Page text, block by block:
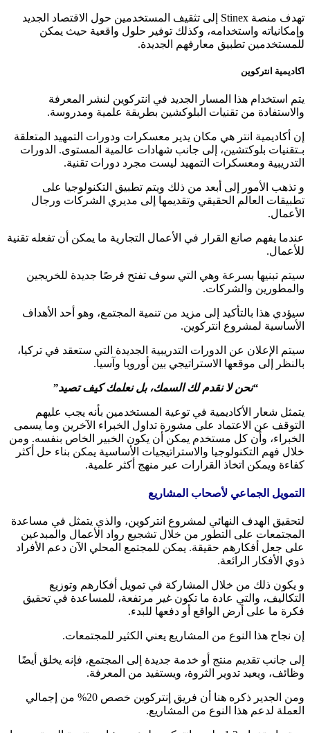
تهدف منصة Stinex إلى تثقيف المستخدمين حول الاقتصاد الجديد
وإمكانياته واستخدامه، وكذلك توفير حلول واقعية حيث يمكن
للمستخدمين تطبيق معارفهم الجديدة.
اكاديمية انتركوين
يتم استخدام هذا المسار الجديد في انتركوين لنشر المعرفة
والاستفادة من تقنيات البلوكشين بطريقة علمية ومدروسة.
إن أكاديمية انتر هي مكان يدير معسكرات ودورات التمهيد المتعلقة
بـتقنيات بلوكتشين، إلى جانب شهادات عالمية المستوى. الدورات
التدريبية ومعسكرات التمهيد ليست مجرد دورات تقنية.
و تذهب الأمور إلى أبعد من ذلك ويتم تطبيق التكنولوجيا على
تطبيقات العالم الحقيقي وتقديمها إلى مديري الشركات ورجال
الأعمال.
عندما يفهم صانع القرار في الأعمال التجارية ما يمكن أن تفعله تقنية
للأعمال.
سيتم تبنيها بسرعة وهي التي سوف تفتح فرصًا جديدة للخريجين
والمطورين والشركات.
سيؤدي هذا بالتأكيد إلى مزيد من تنمية المجتمع، وهو أحد الأهداف
الأساسية لمشروع انتركوين.
سيتم الإعلان عن الدورات التدريبية الجديدة التي ستعقد في تركيا،
بالنظر إلى موقعها الاستراتيجي بين أوروبا وآسيا.
“نحن لا نقدم لك السمك، بل نعلمك كيف تصيد”
يتمثل شعار الأكاديمية في توعية المستخدمين بأنه يجب عليهم
التوقف عن الاعتماد على مشورة تداول الخبراء الآخرين وما يسمى
الخبراء، وأن كل مستخدم يمكن أن يكون الخبير الخاص بنفسه. ومن
خلال فهم التكنولوجيا والاستراتيجيات الأساسية يمكن بناء حل أكثر
كفاءة ويمكن اتخاذ القرارات عبر منهج أكثر علمية.
التمويل الجماعي لأصحاب المشاريع
لتحقيق الهدف النهائي لمشروع انتركوين، والذي يتمثل في مساعدة
المجتمعات على التطور من خلال تشجيع رواد الأعمال والمبدعين
على جعل أفكارهم حقيقة. يمكن للمجتمع المحلي الآن دعم الأفراد
ذوي الأفكار الرائعة.
و يكون ذلك من خلال المشاركة في تمويل أفكارهم وتوزيع
التكاليف، والتي عادة ما تكون غير مرتفعة، للمساعدة في تحقيق
فكرة ما على أرض الواقع أو دفعها للبدء.
إن نجاح هذا النوع من المشاريع يعني الكثير للمجتمعات.
إلى جانب تقديم منتج أو خدمة جديدة إلى المجتمع، فإنه يخلق أيضًا
وظائف، ويعيد تدوير الثروة، ويستفيد من المعرفة.
ومن الجدير ذكره هنا أن فريق إنتركوين خصص 20% من إجمالي
العملة لدعم هذا النوع من المشاريع.